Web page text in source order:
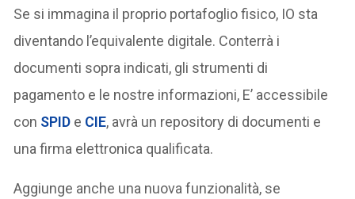
Se si immagina il proprio portafoglio fisico, IO sta
diventando l’equivalente digitale. Conterrà i
documenti sopra indicati, gli strumenti di
pagamento e le nostre informazioni, E’ accessibile
con SPID e CIE, avrà un repository di documenti e
una firma elettronica qualificata.
Aggiunge anche una nuova funzionalità, se